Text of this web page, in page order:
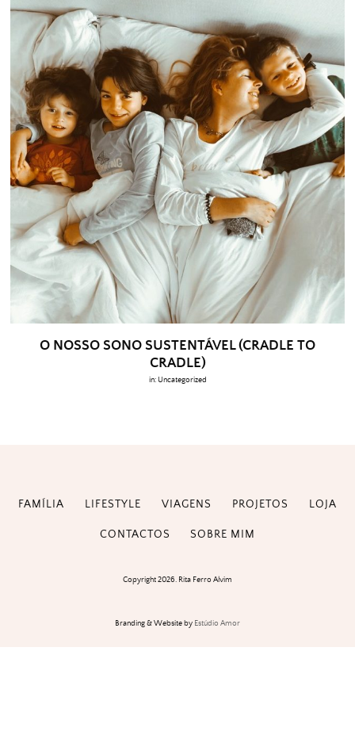
O NOSSO SONO SUSTENTÁVEL (CRADLE TO
CRADLE)
in: Uncategorized
FAMÍLIA LIFESTYLE VIAGENS PROJETOS LOJA
CONTACTOS SOBRE MIM
Copyright 2026. Rita Ferro Alvim
Branding & Website by Estúdio Amor